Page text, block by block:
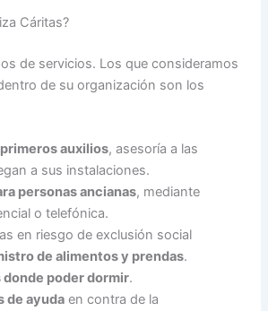
Cáritas?
de servicios. Los que consideramos
de su organización son los
auxilios, asesoría a las
a sus instalaciones.
personas ancianas, mediante
o telefónica.
en riesgo de exclusión social
de alimentos y prendas.
donde poder dormir.
de ayuda en contra de la